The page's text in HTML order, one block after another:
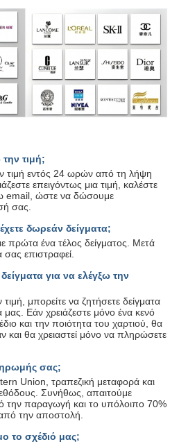
τιμή;
τιμή εντός 24 ωρών από τη λήψη
επειγόντως μια τιμή, καλέστε
email, ώστε να δώσουμε
σας.
δωρεάν δείγματα;
ένα τέλος δείγματος. Μετά
επιστραφεί.
για να ελέγξω την
μπορείτε να ζητήσετε δείγματα
μας. Εάν χρειάζεστε μόνο ένα κενό
και την ποιότητα του χαρτιού, θα
και θα χρειαστεί μόνο να πληρώσετε
σας;
Union, τραπεζική μεταφορά και
Συνήθως, απαιτούμε
την παραγωγή και το υπόλοιπο 70%
την αποστολή.
το σχέδιό μας;